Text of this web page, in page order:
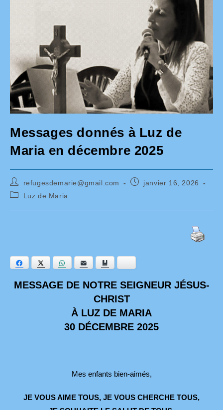
Messages donnés à Luz de
Maria en décembre 2025
Auteur/autrice
de
la
publication :
refugesdemarie@gmail.com
Publication
janvier 16, 2026
PostLuz de Maria
Facebook Twitter WhatsAppE-mail
MESSAGE DE NOTRE SEIGNEUR JÉSUS-
CHRIST
À LUZ DE MARIA
30 DÉCEMBRE 2025
Mes enfants bien-aimés,
JE VOUS AIME TOUS, JE VOUS CHERCHE TOUS,